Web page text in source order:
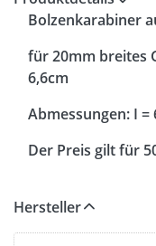
Bolzenkarabiner
für 20mm breites
6,6cm
Abmessungen: I =
Der Preis gilt für
Hersteller